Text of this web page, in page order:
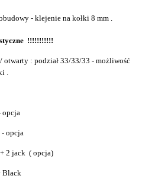
- klejenie na kołki 8 mm .
!!!!!!!!!!!
: podział 33/33/33 - możliwość
.
opcja
2 jack ( opcja)
Black